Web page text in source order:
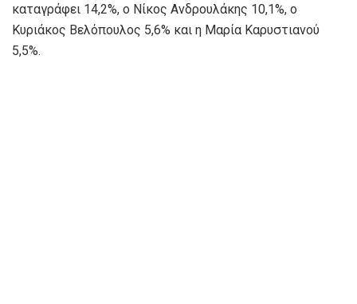
καταγράφει 14,2%, ο Νίκος Ανδρουλάκης 10,1%, ο
Κυριάκος Βελόπουλος 5,6% και η Μαρία Καρυστιανού
5,5%.